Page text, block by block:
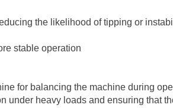
the likelihood of tipping or
stable operation
for balancing the machine during
under heavy loads and ensuring that